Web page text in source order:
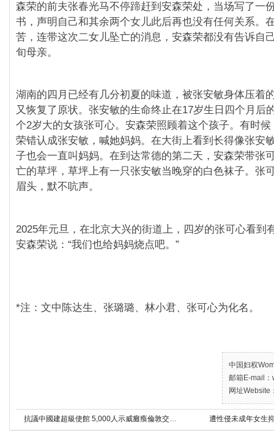
森荣的前夫张春光马不停蹄赶到安森荣处，当场写了一
书，声明自己和其余两个女儿此后再也没有任何关系。
苦，连带这次二女儿坠亡的消息，安森荣都没有告诉自
旬母亲。
湖南的四月已经有几分初夏的味道，被张安敏身体压着
又恢复了原状。张安敏的生命终止在17岁生日四个月后
个2岁大的女孩张可心。安森荣照顾着这个孩子。有时
荣错认成张安敏，喊她妈妈。在大街上看到长得像张安
子也会一直叫妈妈。在到达常德的第二天，安森荣带张
亡的草坪，草坪上有一只张安敏当晚穿的白色袜子。张
眉头，默不吭声。
2025年元旦，在北京大兴的街道上，四岁的张可心看到
安森荣说：“我们也给妈妈烧点吧。”
*注：文中陈达生、张璐璐、林小君、张可心为化名。
中国妇权
邮箱E-mail
网址Website
遭性侵未成年女生